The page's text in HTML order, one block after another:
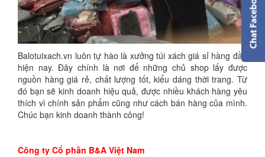
Balotuixach.vn luôn tự hào là xưởng túi xách giá sỉ hàng đầu
hiện nay. Đây chính là nơi để những chủ shop lấy được
nguồn hàng giá rẻ, chất lượng tốt, kiểu dáng thời trang. Từ
đó bạn sẽ kinh doanh hiệu quả, được nhiều khách hàng yêu
thích vì chính sản phẩm cũng như cách bán hàng của mình.
Chúc bạn kinh doanh thành công!
Công ty Cổ phần B&A Việt Nam